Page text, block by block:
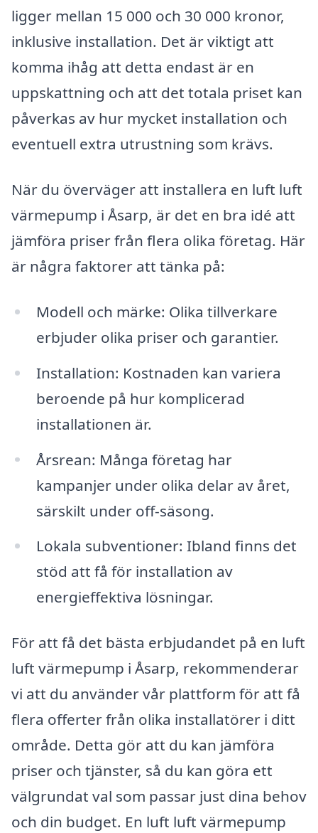
ligger mellan 15 000 och 30 000 kronor,
inklusive installation. Det är viktigt att
komma ihåg att detta endast är en
uppskattning och att det totala priset kan
påverkas av hur mycket installation och
eventuell extra utrustning som krävs.
När du överväger att installera en luft luft
värmepump i Åsarp, är det en bra idé att
jämföra priser från flera olika företag. Här
är några faktorer att tänka på:
Modell och märke: Olika tillverkare
erbjuder olika priser och garantier.
Installation: Kostnaden kan variera
beroende på hur komplicerad
installationen är.
Årsrean: Många företag har
kampanjer under olika delar av året,
särskilt under off-säsong.
Lokala subventioner: Ibland finns det
stöd att få för installation av
energieffektiva lösningar.
För att få det bästa erbjudandet på en luft
luft värmepump i Åsarp, rekommenderar
vi att du använder vår plattform för att få
flera offerter från olika installatörer i ditt
område. Detta gör att du kan jämföra
priser och tjänster, så du kan göra ett
välgrundat val som passar just dina behov
och din budget. En luft luft värmepump